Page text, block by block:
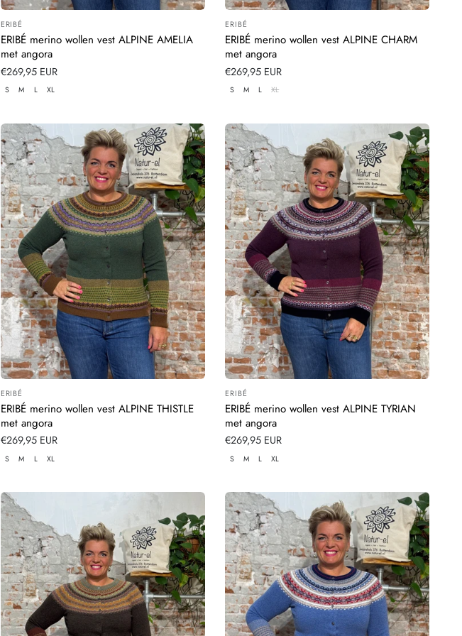
Leverancier:
ERIBÉ
ERIBÉ merino wollen vest ALPINE AMELIA
met angora
Normale
prijs
€269,95 EUR
S M L XL
Leverancier:
ERIBÉ
ERIBÉ merino wollen vest ALPINE CHARM
met angora
Normale
prijs
€269,95 EUR
S M L XL
Leverancier:
ERIBÉ
ERIBÉ merino wollen vest ALPINE THISTLE
met angora
Normale
prijs
€269,95 EUR
S M L XL
Leverancier:
ERIBÉ
ERIBÉ merino wollen vest ALPINE TYRIAN
met angora
Normale
prijs
€269,95 EUR
S M L XL